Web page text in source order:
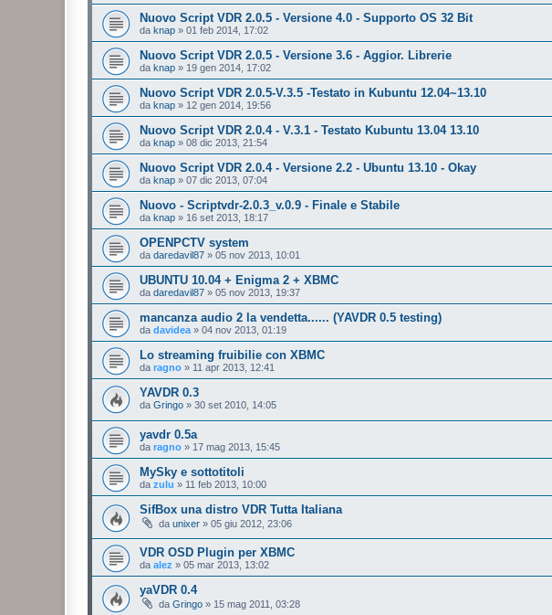
Nuovo Script VDR 2.0.5 - Versione 4.0 - Supporto OS 32 Bit
da knap » 01 feb 2014, 17:02
Nuovo Script VDR 2.0.5 - Versione 3.6 - Aggior. Librerie
da knap » 19 gen 2014, 17:02
Nuovo Script VDR 2.0.5-V.3.5 -Testato in Kubuntu 12.04~13.10
da knap » 12 gen 2014, 19:56
Nuovo Script VDR 2.0.4 - V.3.1 - Testato Kubuntu 13.04 13.10
da knap » 08 dic 2013, 21:54
Nuovo Script VDR 2.0.4 - Versione 2.2 - Ubuntu 13.10 - Okay
da knap » 07 dic 2013, 07:04
Nuovo - Scriptvdr-2.0.3_v.0.9 - Finale e Stabile
da knap » 16 set 2013, 18:17
OPENPCTV system
da daredavil87 » 05 nov 2013, 10:01
UBUNTU 10.04 + Enigma 2 + XBMC
da daredavil87 » 05 nov 2013, 19:37
mancanza audio 2 la vendetta...... (YAVDR 0.5 testing)
da davidea » 04 nov 2013, 01:19
Lo streaming fruibilie con XBMC
da ragno » 11 apr 2013, 12:41
YAVDR 0.3
da Gringo » 30 set 2010, 14:05
yavdr 0.5a
da ragno » 17 mag 2013, 15:45
MySky e sottotitoli
da zulu » 11 feb 2013, 10:00
SifBox una distro VDR Tutta Italiana
da unixer » 05 giu 2012, 23:06
VDR OSD Plugin per XBMC
da alez » 05 mar 2013, 13:02
yaVDR 0.4
da Gringo » 15 mag 2011, 03:28